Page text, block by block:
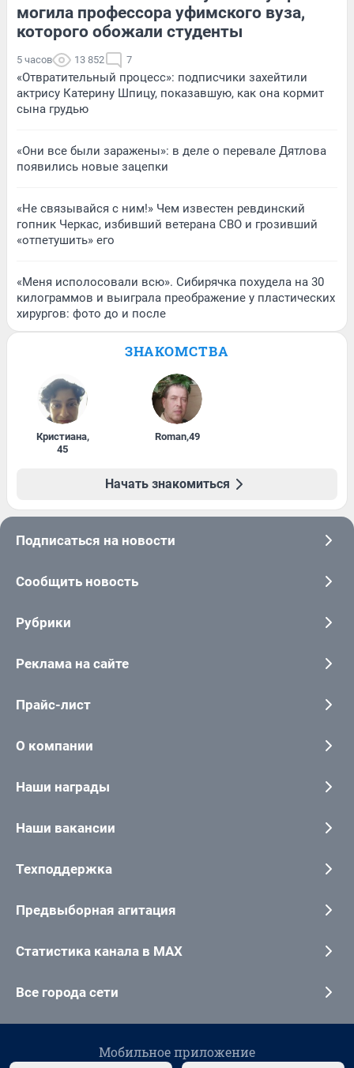
могила профессора уфимского вуза,
которого обожали студенты
5 часов 13 852 7
«Отвратительный процесс»: подписчики захейтили
актрису Катерину Шпицу, показавшую, как она кормит
сына грудью
«Они все были заражены»: в деле о перевале Дятлова
появились новые зацепки
«Не связывайся с ним!» Чем известен ревдинский
гопник Черкас, избивший ветерана СВО и грозивший
«отпетушить» его
«Меня исполосовали всю». Сибирячка похудела на 30
килограммов и выиграла преображение у пластических
хирургов: фото до и после
ЗНАКОМСТВА
Кристиана,
45
Roman,49
Начать знакомиться
Подписаться на новости
Сообщить новость
Рубрики
Реклама на сайте
Прайс-лист
О компании
Наши награды
Наши вакансии
Техподдержка
Предвыборная агитация
Статистика канала в MAX
Все города сети
Мобильное приложение